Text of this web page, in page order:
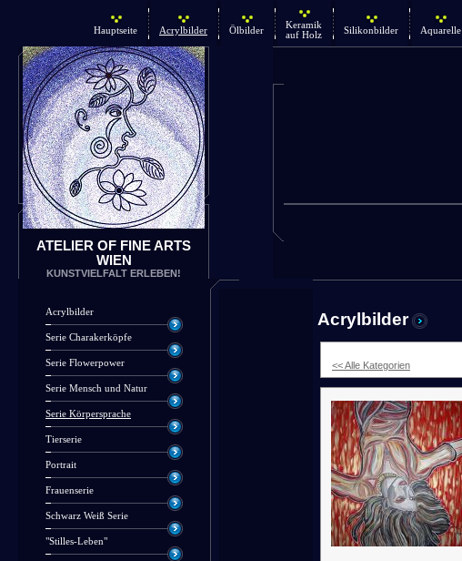
Hauptseite Acrylbilder Ölbilder
Keramik
auf Holz
Silikonbilder Aquarelle
ATELIER OF FINE ARTS
WIEN
KUNSTVIELFALT ERLEBEN!
Acrylbilder
Serie Charakerköpfe
Serie Flowerpower
Serie Mensch und Natur
Serie Körpersprache
Tierserie
Portrait
Frauenserie
Schwarz Weiß Serie
"Stilles-Leben"
Acrylbilder
<< Alle Kategorien